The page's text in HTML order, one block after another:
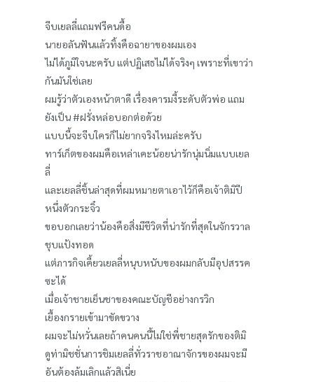
จีบเยลลี่แถมฟรีคนดื้อ
นายอลันฟันแล้วทิ้งคือฉายาของผมเอง
ไม่ได้ภูมิใจนะครับ แต่ปฏิเสธไม่ได้จริงๆ เพราะที่เขาว่า
กันมันใช่เลย
ผมรู้ว่าตัวเองหน้าตาดี เรื่องคารมงี้ระดับตัวพ่อ แถม
ยังเป็น #ฝรั่งหล่อบอกต่อด้วย
แบบนี้จะจีบใครก็ไม่ยากจริงไหมล่ะครับ
ทาร์เก็ตของผมคือเหล่าเคะน้อยน่ารักนุ่มนิ่มแบบเยล
ลี่
และเยลลี่ชิ้นล่าสุดที่ผมหมายตาเอาไว้ก็คือเจ้าติมิปี
หนึ่งตัวกระจิ๋ว
ขอบอกเลยว่าน้องคือสิ่งมีชีวิตที่น่ารักที่สุดในจักรวาล
ชุบแป้งทอด
แต่ภารกิจเคี้ยวเยลลี่หนุบหนับของผมกลับมีอุปสรรค
ซะได้
เมื่อเจ้าชายเย็นชาของคณะบัญชีอย่างกรวิก
เยื้องกรายเข้ามาขัดขวาง
ผมจะไม่หวั่นเลยถ้าคนคนนี้ไม่ใช่พี่ชายสุดรักของติมิ
ดูท่ามิชชั่นการชิมเยลลี่ทั่วราชอาณาจักรของผมจะมี
อันต้องล้มเลิกแล้วสิเนี่ย